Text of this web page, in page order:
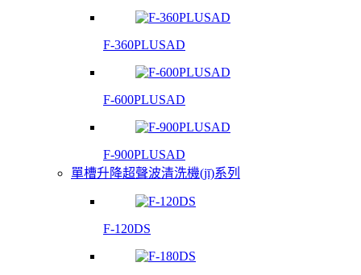
F-360PLUSAD
F-600PLUSAD
F-900PLUSAD
單槽升降超聲波清洗機(jī)系列
F-120DS